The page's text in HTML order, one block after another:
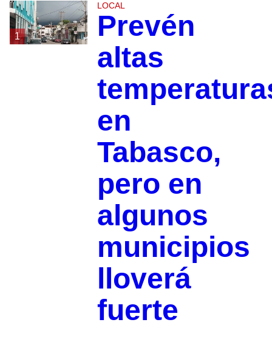
1
LOCAL
Prevén
altas
en
Tabasco,
pero en
algunos
municipios
lloverá
fuerte